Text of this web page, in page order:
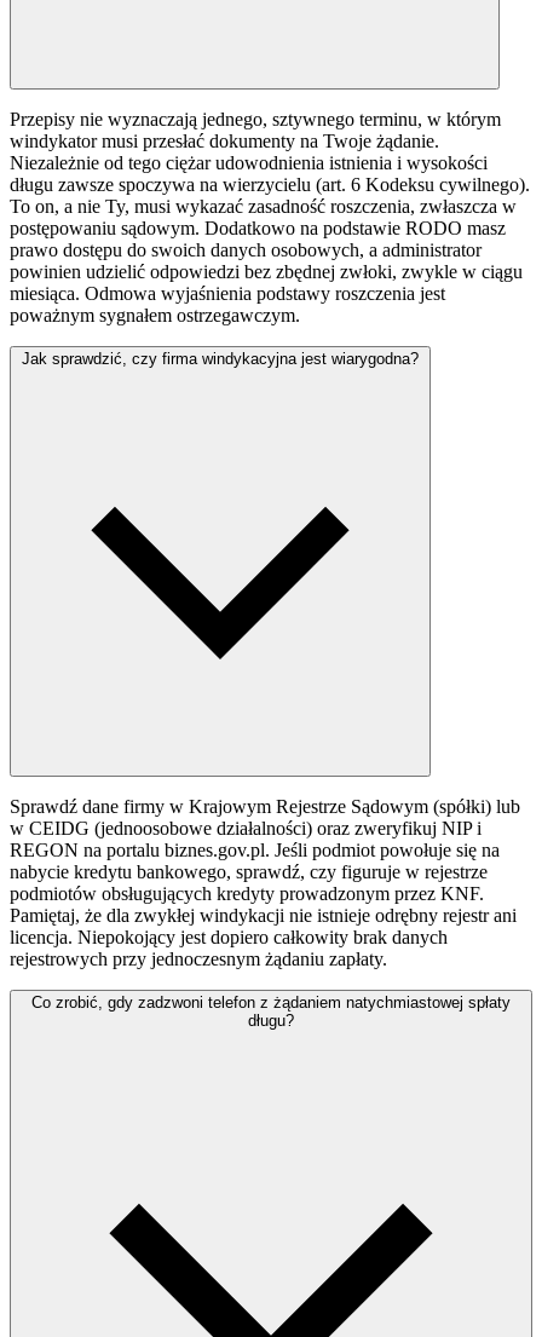
Przepisy nie wyznaczają jednego, sztywnego terminu, w którym
windykator musi przesłać dokumenty na Twoje żądanie.
Niezależnie od tego ciężar udowodnienia istnienia i wysokości
długu zawsze spoczywa na wierzycielu (art. 6 Kodeksu cywilnego).
To on, a nie Ty, musi wykazać zasadność roszczenia, zwłaszcza w
postępowaniu sądowym. Dodatkowo na podstawie RODO masz
prawo dostępu do swoich danych osobowych, a administrator
powinien udzielić odpowiedzi bez zbędnej zwłoki, zwykle w ciągu
miesiąca. Odmowa wyjaśnienia podstawy roszczenia jest
poważnym sygnałem ostrzegawczym.
Jak sprawdzić, czy firma windykacyjna jest wiarygodna?
Sprawdź dane firmy w Krajowym Rejestrze Sądowym (spółki) lub
w CEIDG (jednoosobowe działalności) oraz zweryfikuj NIP i
REGON na portalu biznes.gov.pl. Jeśli podmiot powołuje się na
nabycie kredytu bankowego, sprawdź, czy figuruje w rejestrze
podmiotów obsługujących kredyty prowadzonym przez KNF.
Pamiętaj, że dla zwykłej windykacji nie istnieje odrębny rejestr ani
licencja. Niepokojący jest dopiero całkowity brak danych
rejestrowych przy jednoczesnym żądaniu zapłaty.
Co zrobić, gdy zadzwoni telefon z żądaniem natychmiastowej spłaty
długu?